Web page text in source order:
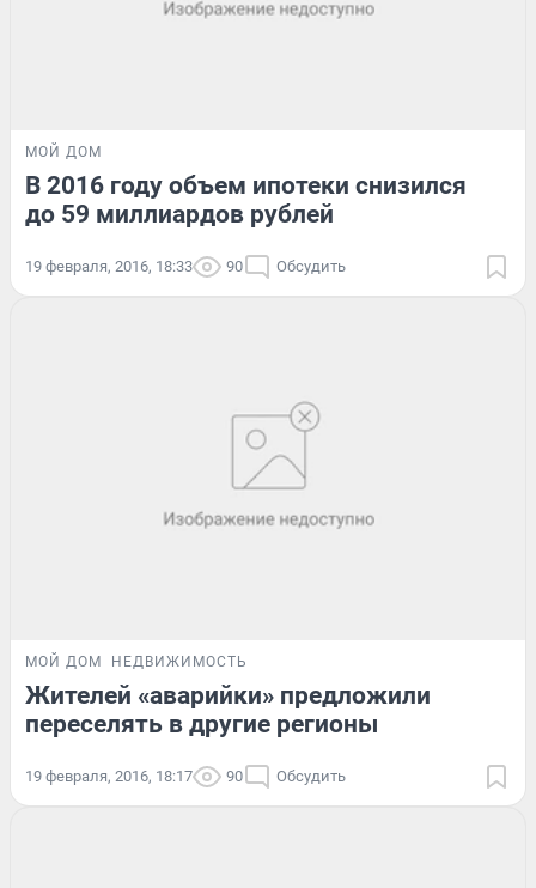
МОЙ ДОМ
В 2016 году объем ипотеки снизился
до 59 миллиардов рублей
19 февраля, 2016, 18:33 90 Обсудить
МОЙ ДОМ НЕДВИЖИМОСТЬ
Жителей «аварийки» предложили
переселять в другие регионы
19 февраля, 2016, 18:17 90 Обсудить